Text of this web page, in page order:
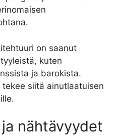
on saanut
kuten
ja barokista.
siitä ainutlaatuisen
nähtävyydet